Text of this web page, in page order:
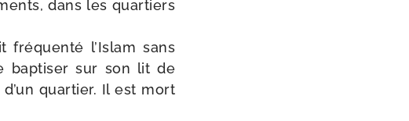
dans les quar­tiers
fré­quen­té l’Islam sans
bap­ti­ser sur son lit de
quar­tier. Il est mort